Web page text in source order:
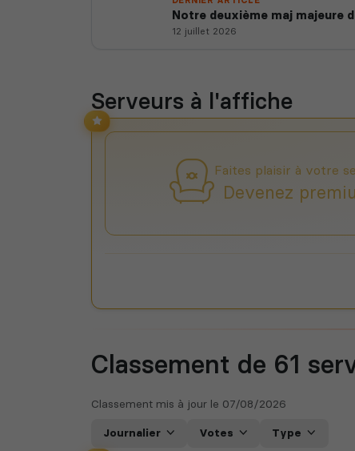
Notre deuxième maj majeure
12 juillet 2026
Serveurs à l'affiche
Faites plaisir à votre
Devenez
Classement de 61
Classement mis à jour le 07/08/2026
Journalier Votes Type